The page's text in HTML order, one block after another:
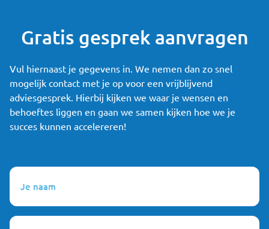
Gratis gesprek aanvragen
Vul hiernaast je gegevens in. We nemen dan zo snel
mogelijk contact met je op voor een vrijblijvend
adviesgesprek. Hierbij kijken we waar je wensen en
behoeftes liggen en gaan we samen kijken hoe we je
succes kunnen accelereren!
Je
naam
(Vereist)
Je